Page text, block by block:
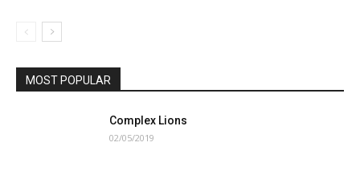
MOST POPULAR
Complex Lions
02/05/2019